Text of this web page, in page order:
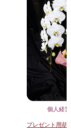
個人経
プレゼント用胡